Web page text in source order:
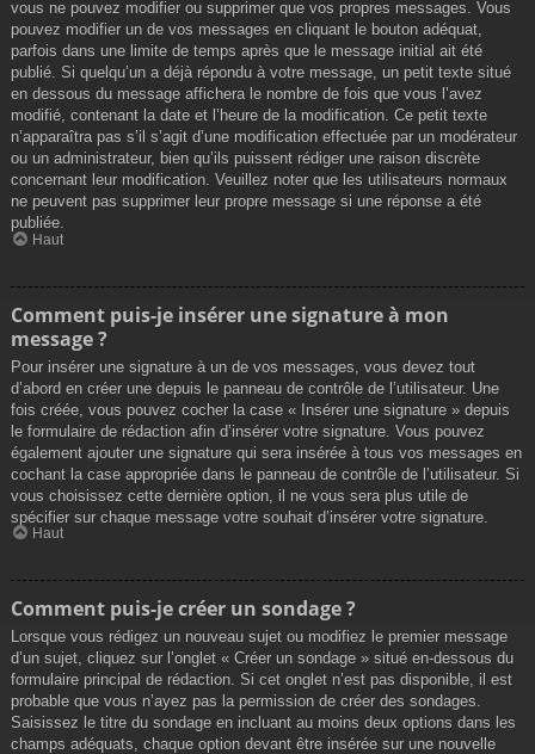
vous ne pouvez modifier ou supprimer que vos propres messages. Vous
pouvez modifier un de vos messages en cliquant le bouton adéquat,
parfois dans une limite de temps après que le message initial ait été
publié. Si quelqu’un a déjà répondu à votre message, un petit texte situé
en dessous du message affichera le nombre de fois que vous l’avez
modifié, contenant la date et l’heure de la modification. Ce petit texte
n’apparaîtra pas s’il s’agit d’une modification effectuée par un modérateur
ou un administrateur, bien qu’ils puissent rédiger une raison discrète
concernant leur modification. Veuillez noter que les utilisateurs normaux
ne peuvent pas supprimer leur propre message si une réponse a été
publiée.
Haut
Comment puis-je insérer une signature à mon
message ?
Pour insérer une signature à un de vos messages, vous devez tout
d’abord en créer une depuis le panneau de contrôle de l’utilisateur. Une
fois créée, vous pouvez cocher la case « Insérer une signature » depuis
le formulaire de rédaction afin d’insérer votre signature. Vous pouvez
également ajouter une signature qui sera insérée à tous vos messages en
cochant la case appropriée dans le panneau de contrôle de l’utilisateur. Si
vous choisissez cette dernière option, il ne vous sera plus utile de
spécifier sur chaque message votre souhait d’insérer votre signature.
Haut
Comment puis-je créer un sondage ?
Lorsque vous rédigez un nouveau sujet ou modifiez le premier message
d’un sujet, cliquez sur l’onglet « Créer un sondage » situé en-dessous du
formulaire principal de rédaction. Si cet onglet n’est pas disponible, il est
probable que vous n’ayez pas la permission de créer des sondages.
Saisissez le titre du sondage en incluant au moins deux options dans les
champs adéquats, chaque option devant être insérée sur une nouvelle